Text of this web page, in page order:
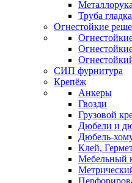
Труба
Огнестойкие
СИП фурнитура
Крепёж
Анкеры
Гвозди
Грузовой
Дюбели и
Дюбель-
Клей,
Мебельный